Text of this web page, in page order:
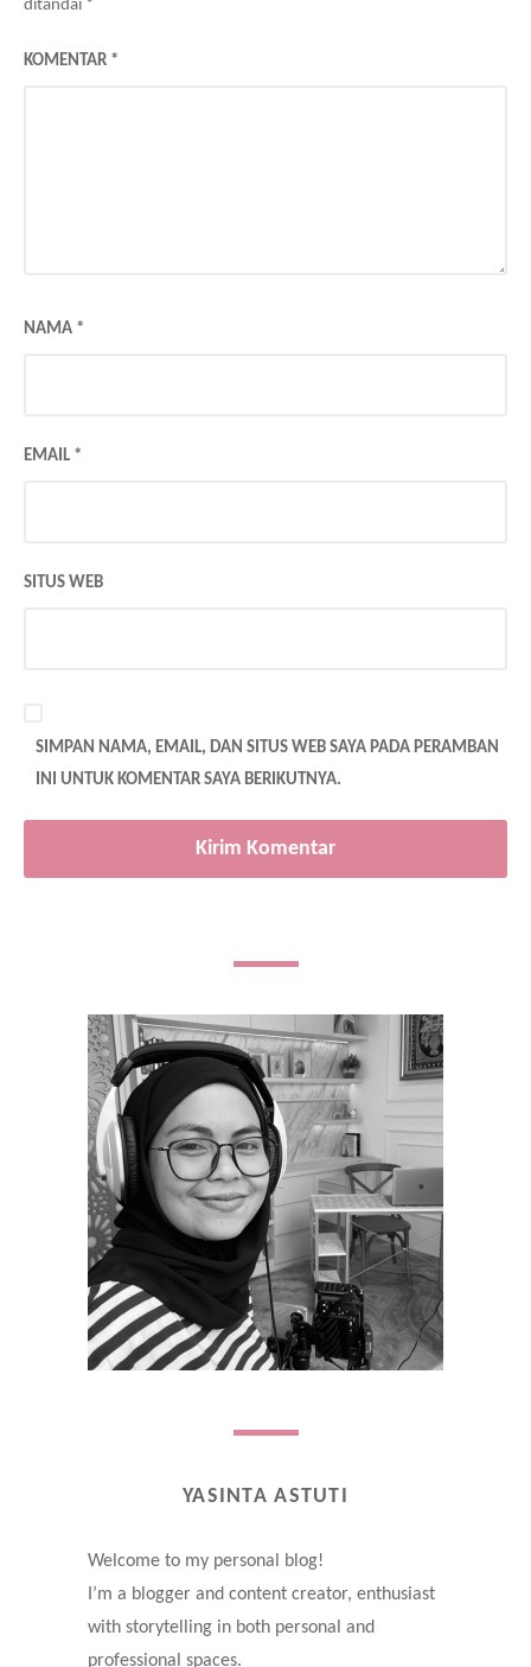
ditandai *
KOMENTAR *
NAMA *
EMAIL *
SITUS WEB
SIMPAN NAMA, EMAIL, DAN SITUS WEB SAYA PADA PERAMBAN
INI UNTUK KOMENTAR SAYA BERIKUTNYA.
YASINTA ASTUTI
Welcome to my personal blog!
I’m a blogger and content creator, enthusiast
with storytelling in both personal and
professional spaces.